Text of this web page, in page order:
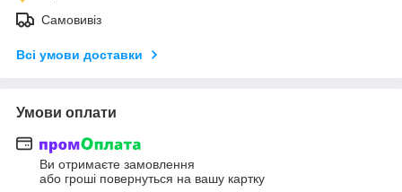
Самовивіз
Всі умови доставки
Умови оплати
Ви отримаєте замовлення
або гроші повернуться на вашу картку